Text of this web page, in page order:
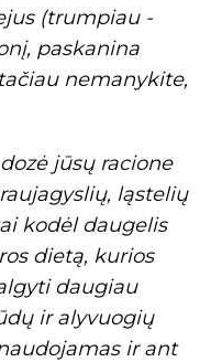
(trumpiau -
paskanina
nemanykite,
jūsų racione
ląstelių
kodėl daugelis
dietą, kurios
daugiau
ir alyvuogių
ir ant